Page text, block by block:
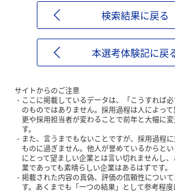
検索結果に戻る
本選考体験記に戻
サイトからのご注意
ここに掲載しているデータは、「こうすれば
のものではありません。採用過程は人によっ
更や採用担当者が変わることで前年と大幅に
す。
また、言うまでもないことですが、採用過程
ものに過ぎません。他人が誉めているからと
にとって望ましい企業とは言い切れませんし
業であっても素晴らしい企業はあるはずです。
掲載された内容の真偽、評価の信頼性につい
す。あくまでも「一つの結果」として参考程度